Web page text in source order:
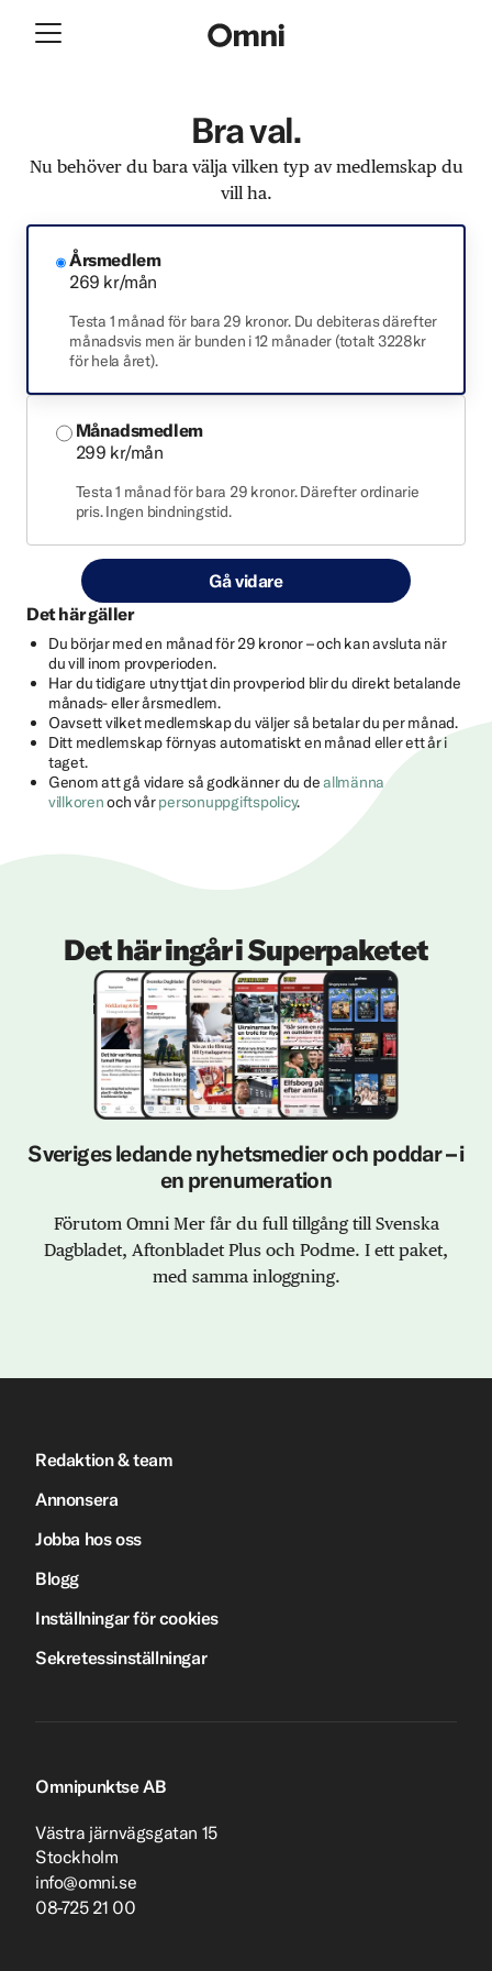
Bra val.
Nu behöver du bara välja vilken typ av medlemskap du
vill ha.
Årsmedlem
269 kr/mån
Testa 1 månad för bara 29 kronor. Du debiteras därefter
månadsvis men är bunden i 12 månader (totalt 3228kr
för hela året).
Månadsmedlem
299 kr/mån
Testa 1 månad för bara 29 kronor. Därefter ordinarie
pris. Ingen bindningstid.
Gå vidare
Det här gäller
Du börjar med en månad för 29 kronor – och kan avsluta när
du vill inom provperioden.
Har du tidigare utnyttjat din provperiod blir du direkt betalande
månads- eller årsmedlem.
Oavsett vilket medlemskap du väljer så betalar du per månad.
Ditt medlemskap förnyas automatiskt en månad eller ett år i
taget.
Genom att gå vidare så godkänner du deallmänna
villkorenoch vårpersonuppgiftspolicy.
Det här ingår i Superpaketet
Sveriges ledande nyhetsmedier och poddar – i
en prenumeration
Förutom Omni Mer får du full tillgång till Svenska
Dagbladet, Aftonbladet Plus och Podme. I ett paket,
med samma inloggning.
Redaktion & team
Annonsera
Jobba hos oss
Blogg
Inställningar för cookies
Sekretessinställningar
Omnipunktse AB
Västra järnvägsgatan 15
Stockholm
info@omni.se
08-725 21 00